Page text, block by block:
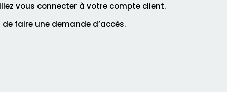
vous connecter à votre compte client.
faire une demande d’accès.